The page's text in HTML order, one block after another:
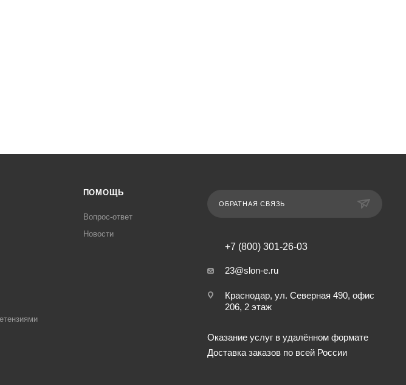
ПОМОЩЬ
Вопрос-ответ
Новости
ОБРАТНАЯ СВЯЗЬ
+7 (800) 301-26-03
23@slon-e.ru
Краснодар, ул. Северная 490, офис
206, 2 этаж
Оказание услуг в удалённом формате
Доставка заказов по всей России